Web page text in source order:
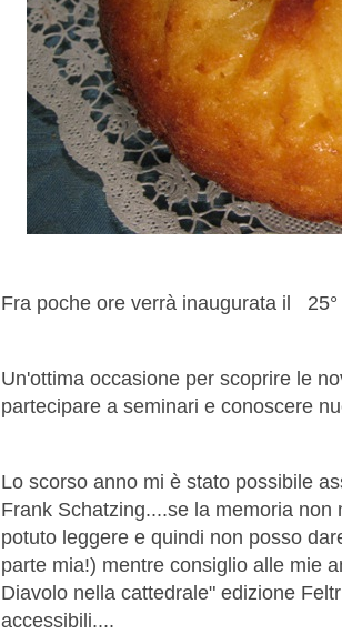
Fra poche ore verrà inaugurata il
Un'ottima occasione per scoprire le
partecipare a seminari e conoscere
Lo scorso anno mi è stato possibile
Frank Schatzing....se la memoria
potuto leggere e quindi non posso
parte mia!) mentre consiglio alle mie
Diavolo nella cattedrale" edizione
accessibili....